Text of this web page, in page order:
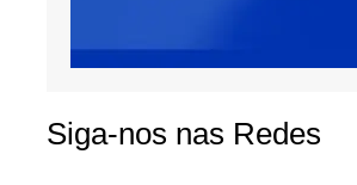
Siga-nos nas Redes